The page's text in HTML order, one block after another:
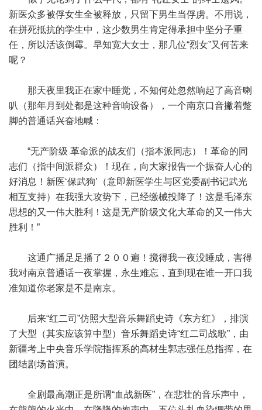
新医众多被俘女生全被释放，只留下男生当俘虏。不用说，
在拼死抵抗的学生中，这少数男生肯定得承担中坚分子重
任，所以活该倒霉。早知宽大女士，那几位“烈女”又何苦来
呢？
那天夜里我正在家中睡觉，不知何处忽然响起了高音喇
叭（那年月到处都是这种音响设备），一个南京口音撇着蹩
脚的普通话兴奋地喊：
“无产阶级 革命派的战友们（指本派同志）！革命的同
志们（指中间派群众）！现在，向大家报告一个振奋人心的
好消息！新医‘保武狗’（意即新医学生与区党委副书记武光
相互支持）在我强大攻势下，已经缴械投降了！这是毛泽东
思想的又一伟大胜利！这是无产阶级文化大革命的又一伟大
胜利！”
这通广播足足播了２００遍！搅得我一夜没睡成，害得
我对南京普通话一夜掌握，永生难忘，直到现在谁一开口我
准知道你老家是不是南京。
后来“红二司”仿照大型音乐舞蹈史诗《东方红》，排演
了大型（其实应该算中型）音乐舞蹈史诗“红二司战歌”，由
新疆考上中央音乐学院指挥系的高材生郭志强任总指挥，在
团结剧场首演。
全剧最高潮正是所谓“血战新医”，在悲壮的音乐声中，